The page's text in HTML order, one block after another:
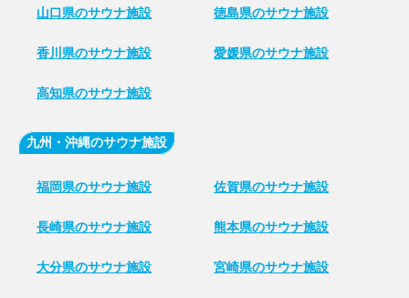
山口県のサウナ施設 徳島県のサウナ施設
香川県のサウナ施設 愛媛県のサウナ施設
高知県のサウナ施設
九州・沖縄のサウナ施設
福岡県のサウナ施設 佐賀県のサウナ施設
長崎県のサウナ施設 熊本県のサウナ施設
大分県のサウナ施設 宮崎県のサウナ施設